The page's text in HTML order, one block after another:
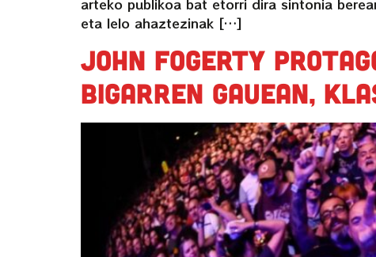
eta lelo ahaztezinak […]
John Fogerty
bigarren gauean,